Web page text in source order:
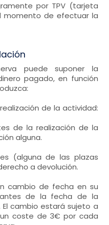
por TPV (tarjeta
de efectuar la
puede suponer la
pagado, en función
de la actividad:
de la realización de la
alguna.
(alguna de las plazas
a devolución.
cambio de fecha en su
de la fecha de la
cambio estará sujeto a
coste de 3€ por cada